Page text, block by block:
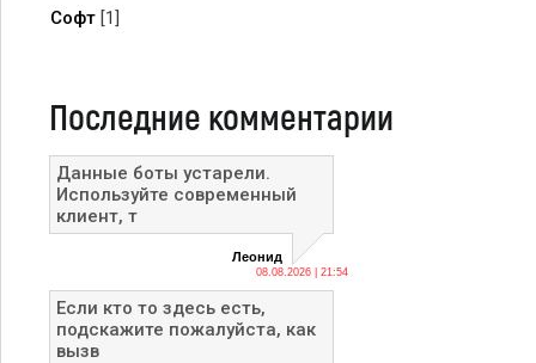
Софт [1]
Последние комментарии
Данные боты устарели.
Используйте современный
клиент, т
Леонид
08.08.2026 | 21:54
Если кто то здесь есть,
подскажите пожалуйста, как
вызв